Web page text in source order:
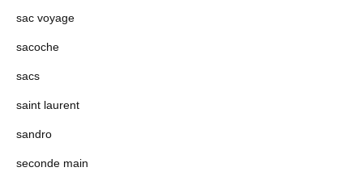
sac voyage
sacoche
sacs
saint laurent
sandro
seconde main